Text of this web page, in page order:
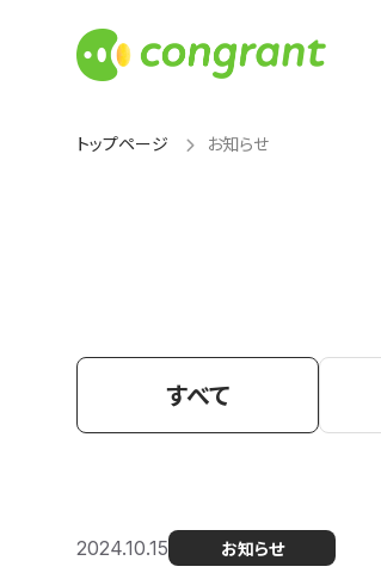
トップページ お知らせ
すべて
2024.10.15 お知らせ